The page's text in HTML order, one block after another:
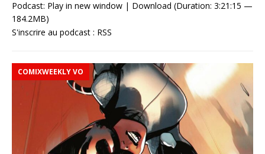
Podcast: Play in new window | Download (Duration: 3:21:15 —
184.2MB)
S'inscrire au podcast : RSS
COMIXWEEKLY VO